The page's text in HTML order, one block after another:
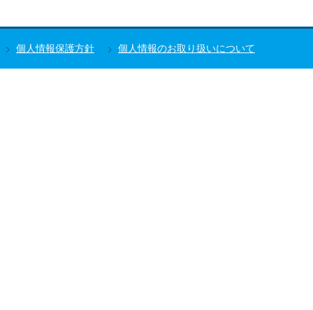
個人情報保護方針 個人情報のお取り扱いについて